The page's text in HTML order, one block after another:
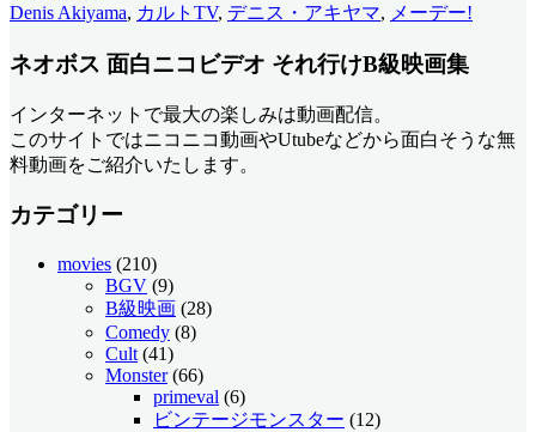
Denis Akiyama, カルトTV, デニス・アキヤマ, メーデー!
ネオボス 面白ニコビデオ それ行けB級映画集
インターネットで最大の楽しみは動画配信。
このサイトではニコニコ動画やUtubeなどから面白そうな無
料動画をご紹介いたします。
カテゴリー
movies (210)
BGV (9)
B級映画 (28)
Comedy (8)
Cult (41)
Monster(66)
primeval (6)
ビンテージモンスター (12)